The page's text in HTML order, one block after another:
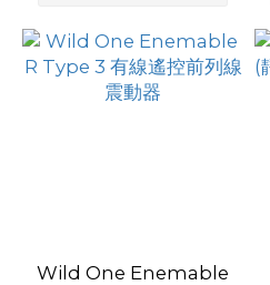
Wild One Enemable